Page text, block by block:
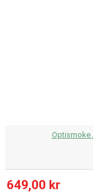
Optismoke
649,00 kr